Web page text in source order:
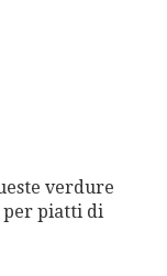
verdure
per piatti di